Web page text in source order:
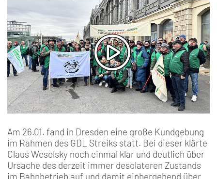
Am 26.01. fand in Dresden eine große Kundgebung
im Rahmen des GDL Streiks statt. Bei dieser klärte
Claus Weselsky noch einmal klar und deutlich über
Ursache des derzeit immer desolateren Zustands
im Bahnbetrieb auf und damit einhergehend über